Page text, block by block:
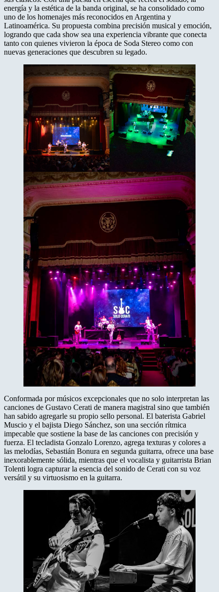
energía y la estética de la banda original, se ha consolidado como
uno de los homenajes más reconocidos en Argentina y
Latinoamérica. Su propuesta combina precisión musical y emoción,
logrando que cada show sea una experiencia vibrante que conecta
tanto con quienes vivieron la época de Soda Stereo como con
nuevas generaciones que descubren su legado.
Conformada por músicos excepcionales que no solo interpretan las
canciones de Gustavo Cerati de manera magistral sino que también
han sabido agregarle su propio sello personal. El baterista Gabriel
Muscio y el bajista Diego Sánchez, son una sección rítmica
impecable que sostiene la base de las canciones con precisión y
fuerza. El tecladista Gonzalo Lorenzo, agrega texturas y colores a
las melodías, Sebastián Bonura en segunda guitarra, ofrece una base
inexorablemente sólida, mientras que el vocalista y guitarrista Brian
Tolenti logra capturar la esencia del sonido de Cerati con su voz
versátil y su virtuosismo en la guitarra.